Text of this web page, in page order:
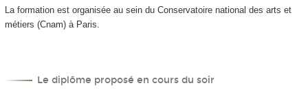
La formation est organisée au sein du Conservatoire national des arts et
métiers (Cnam) à Paris.
Le diplôme proposé en cours du soir